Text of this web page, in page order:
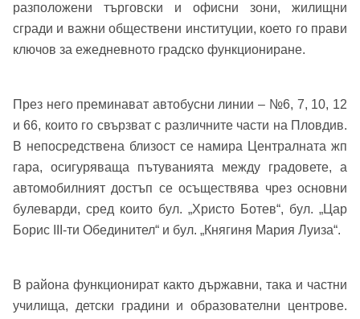
разположени търговски и офисни зони, жилищни
сгради и важни обществени институции, което го прави
ключов за ежедневното градско функциониране.
През него преминават автобусни линии – №6, 7, 10, 12
и 66, които го свързват с различните части на Пловдив.
В непосредствена близост се намира Централната жп
гара, осигуряваща пътуванията между градовете, а
автомобилният достъп се осъществява чрез основни
булеварди, сред които бул. „Христо Ботев“, бул. „Цар
Борис III-ти Обединител“ и бул. „Княгиня Мария Луиза“.
В района функционират както държавни, така и частни
училища, детски градини и образователни центрове.